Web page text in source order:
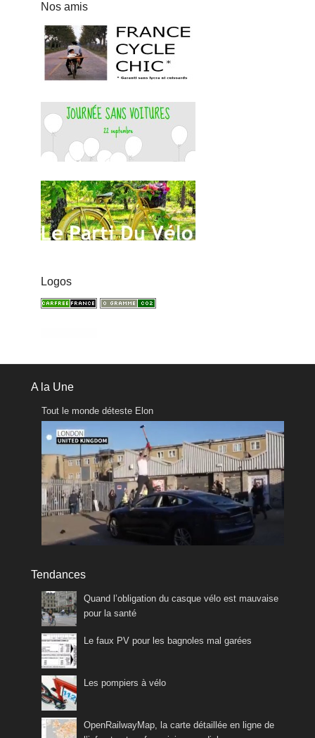
Nos amis
Logos
A la Une
Tout le monde déteste Elon
Tendances
Quand l’obligation du casque vélo est mauvaise
pour la santé
Le faux PV pour les bagnoles mal garées
Les pompiers à vélo
OpenRailwayMap, la carte détaillée en ligne de